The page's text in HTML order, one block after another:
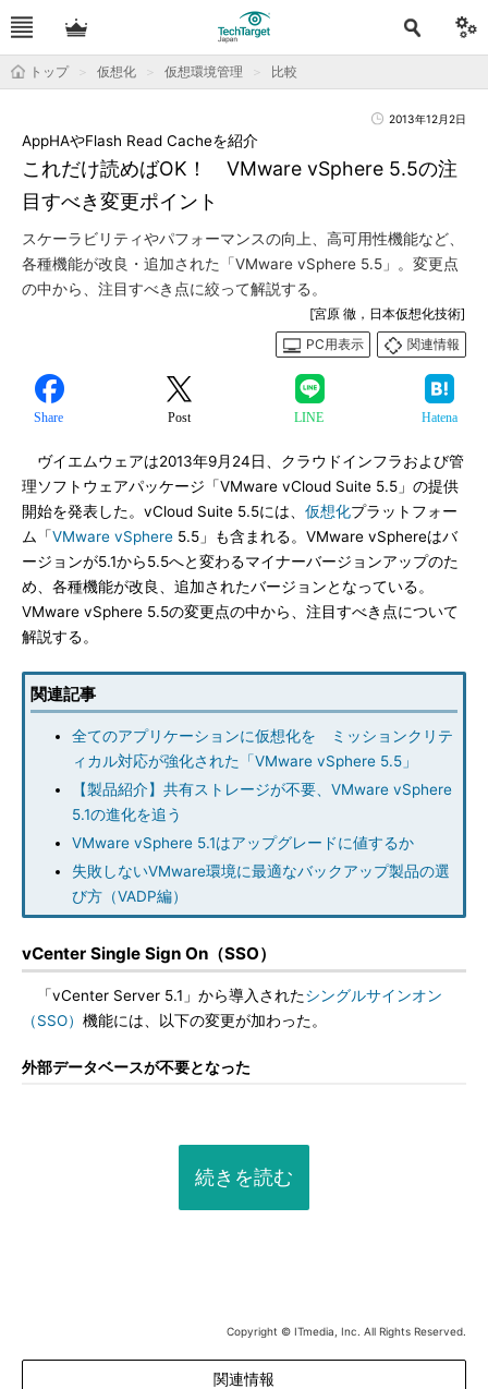
トップ 仮想化 仮想環境管理 比較
2013年12月2日
これだけ読めばOK！ VMware vSphere 5.5の注
目すべき変更ポイント
AppHAやFlash Read Cacheを紹介
スケーラビリティやパフォーマンスの向上、高可用性機能など、
各種機能が改良・追加された「VMware vSphere 5.5」。変更点
の中から、注目すべき点に絞って解説する。
[宮原 徹，日本仮想化技術]
PC用表示
関連情報
Share Post LINE Hatena
ヴイエムウェアは2013年9月24日、クラウドインフラおよび管
理ソフトウェアパッケージ「VMware vCloud Suite 5.5」の提供
開始を発表した。vCloud Suite 5.5には、 仮想化プラットフォー
ム「VMware vSphere 5.5」も含まれる。VMware vSphereはバ
ージョンが5.1から5.5へと変わるマイナーバージョンアップのた
め、各種機能が改良、追加されたバージョンとなっている。
VMware vSphere 5.5の変更点の中から、注目すべき点について
解説する。
関連記事
全てのアプリケーションに仮想化を ミッションクリテ
ィカル対応が強化された「VMware vSphere 5.5」
【製品紹介】共有ストレージが不要、VMware vSphere
5.1の進化を追う
VMware vSphere 5.1はアップグレードに値するか
失敗しないVMware環境に最適なバックアップ製品の選
び方（VADP編）
vCenter Single Sign On（SSO）
「vCenter Server 5.1」から導入されたシングルサインオン
（SSO） 機能には、以下の変更が加わった。
外部データベースが不要となった
続きを読む
Copyright © ITmedia, Inc. All Rights Reserved.
関連情報